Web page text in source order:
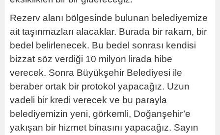
Rezerv alanı bölgesinde bulunan belediyemize
ait taşınmazları alacaklar. Burada bir rakam, bir
bedel belirlenecek. Bu bedel sonrası kendisi
bizzat söz verdiği 10 milyon lirada hibe
verecek. Sonra Büyükşehir Belediyesi ile
beraber ortak bir protokol yapacağız. Uzun
vadeli bir kredi verecek ve bu parayla
belediyemizin yeni, görkemli, Doğanşehir’e
yakışan bir hizmet binasını yapacağız. Sayın